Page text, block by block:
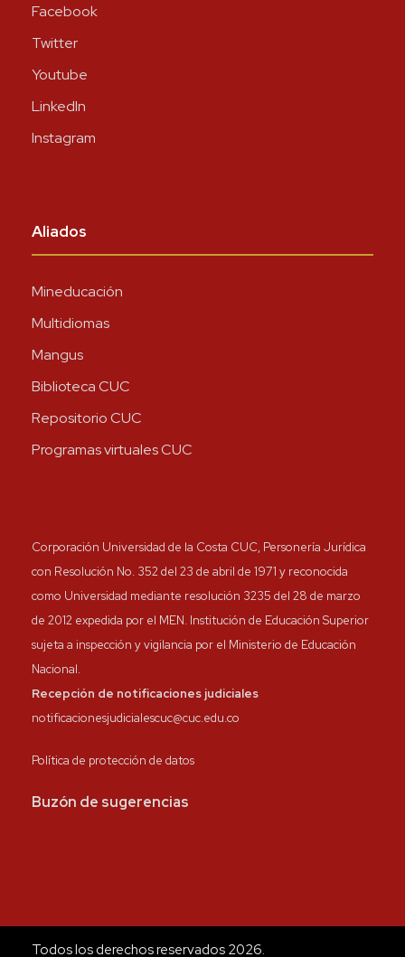
Facebook
Twitter
Youtube
LinkedIn
Instagram
Aliados
Mineducación
Multidiomas
Mangus
Biblioteca CUC
Repositorio CUC
Programas virtuales CUC
Corporación Universidad de la Costa CUC, Personería Jurídica
con Resolución No. 352 del 23 de abril de 1971 y reconocida
como Universidad mediante resolución 3235 del 28 de marzo
de 2012 expedida por el MEN. Institución de Educación Superior
sujeta a inspección y vigilancia por el Ministerio de Educación
Nacional.
Recepción de notificaciones judiciales
notificacionesjudicialescuc@cuc.edu.co
Política de protección de datos
Buzón de sugerencias
Todos los derechos reservados 2026.